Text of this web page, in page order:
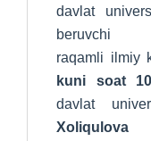
davlat
beruvchi
raqamli ilmiy
kuni soat
davlat